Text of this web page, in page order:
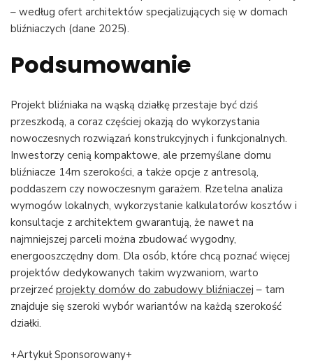
– według ofert architektów specjalizujących się w domach
bliźniaczych (dane 2025).
Podsumowanie
Projekt bliźniaka na wąską działkę przestaje być dziś
przeszkodą, a coraz częściej okazją do wykorzystania
nowoczesnych rozwiązań konstrukcyjnych i funkcjonalnych.
Inwestorzy cenią kompaktowe, ale przemyślane domu
bliźniacze 14m szerokości, a także opcje z antresolą,
poddaszem czy nowoczesnym garażem. Rzetelna analiza
wymogów lokalnych, wykorzystanie kalkulatorów kosztów i
konsultacje z architektem gwarantują, że nawet na
najmniejszej parceli można zbudować wygodny,
energooszczędny dom. Dla osób, które chcą poznać więcej
projektów dedykowanych takim wyzwaniom, warto
przejrzeć projekty domów do zabudowy bliźniaczej – tam
znajduje się szeroki wybór wariantów na każdą szerokość
działki.
+Artykuł Sponsorowany+